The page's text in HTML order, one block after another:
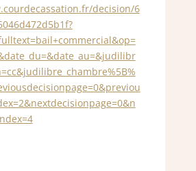
decision/6